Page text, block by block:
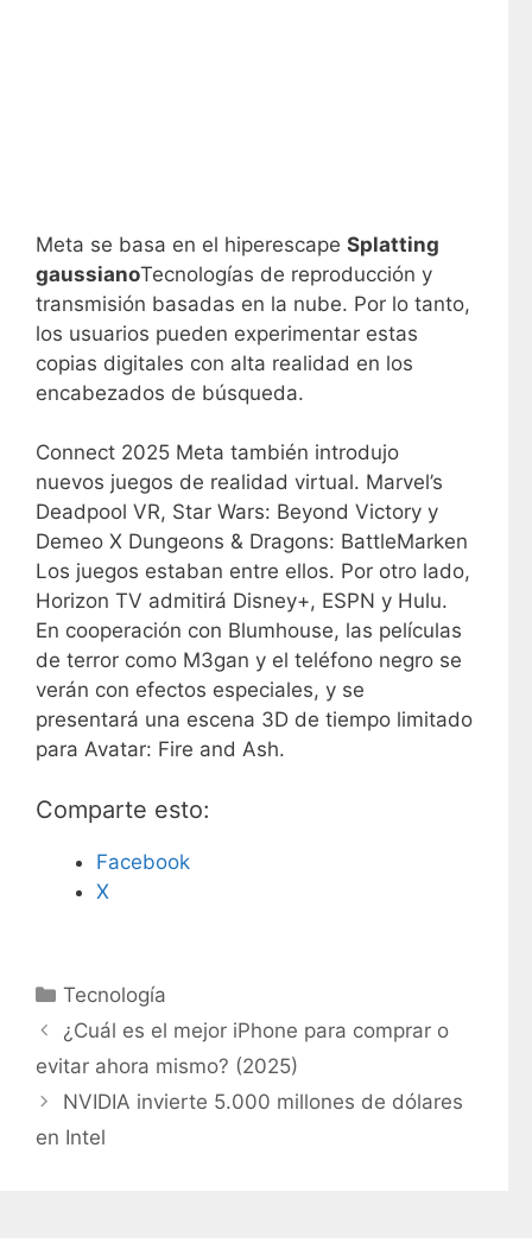
Meta se basa en el hiperescape Splatting
gaussianoTecnologías de reproducción y
transmisión basadas en la nube. Por lo tanto,
los usuarios pueden experimentar estas
copias digitales con alta realidad en los
encabezados de búsqueda.
Connect 2025 Meta también introdujo
nuevos juegos de realidad virtual. Marvel’s
Deadpool VR, Star Wars: Beyond Victory y
Demeo X Dungeons & Dragons: BattleMarken
Los juegos estaban entre ellos. Por otro lado,
Horizon TV admitirá Disney+, ESPN y Hulu.
En cooperación con Blumhouse, las películas
de terror como M3gan y el teléfono negro se
verán con efectos especiales, y se
presentará una escena 3D de tiempo limitado
para Avatar: Fire and Ash.
Comparte esto:
Facebook
X
C
a
t
e
g
o
Tecnología
¿Cuál es el mejor iPhone para comprar o
evitar ahora mismo? (2025)
NVIDIA invierte 5.000 millones de dólares
en Intel